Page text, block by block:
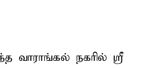
வாராங்கல் நகரில் ஸ்ரீ